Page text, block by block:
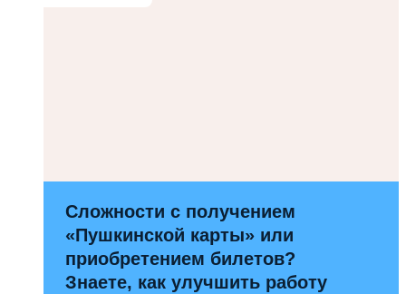
Сложности с получением
«Пушкинской карты» или
приобретением билетов?
Знаете, как улучшить работу